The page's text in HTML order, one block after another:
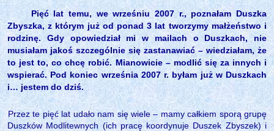
Pięć lat temu, we wrześniu 2007 r., poznałam Duszka
Zbyszka, z którym już od ponad 3 lat tworzymy małżeństwo i
rodzinę. Gdy opowiedział mi w mailach o Duszkach, nie
musiałam jakoś szczególnie się zastanawiać – wiedziałam, że
to jest to, co chcę robić. Mianowicie – modlić się za innych i
wspierać. Pod koniec września 2007 r. byłam już w Duszkach
i… jestem do dziś.
Przez te pięć lat udało nam się wiele – mamy całkiem sporą grupę
Duszków Modlitewnych (ich pracę koordynuje Duszek Zbyszek) i